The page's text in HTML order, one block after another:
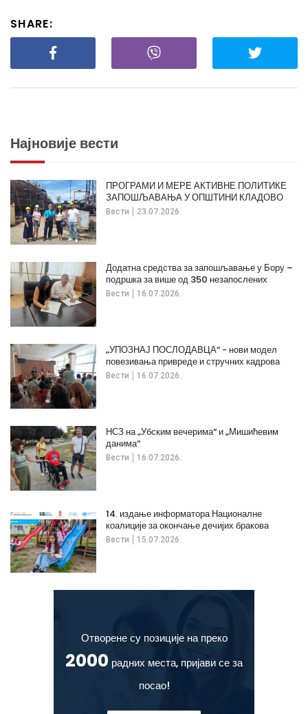
SHARE:
Најновије вести
Вести 23.07.2026.
ПРОГРАМИ И МЕРЕ АКТИВНЕ ПОЛИТИКЕ
ЗАПОШЉАВАЊА У ОПШТИНИ КЛАДОВО
Вести 16.07.2026.
Додатна средства за запошљавање у Бору –
подршка за више од 350 незапослених
Вести 16.07.2026.
„УПОЗНАЈ ПОСЛОДАВЦА“ - нови модел
повезивања привреде и стручних кадрова
Вести 16.07.2026.
НСЗ на „Убским вечерима“ и „Мишићевим
данима“
Вести 15.07.2026.
14. издање информатора Националне
коалиције за окончање дечијих бракова
Отворене су позиције на преко
2000 радних места, пријави се за
посао!